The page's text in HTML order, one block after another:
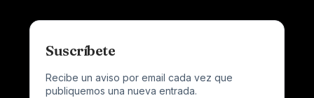
Suscríbete
Recibe un aviso por email cada vez que
publiquemos una nueva entrada.